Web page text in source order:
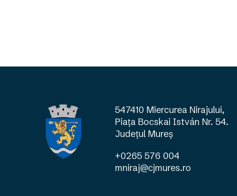
547410 Miercurea Nirajului,
Piața Bocskai István Nr. 54.
Județul Mureş
+0265 576 004
mniraj@cjmures.ro